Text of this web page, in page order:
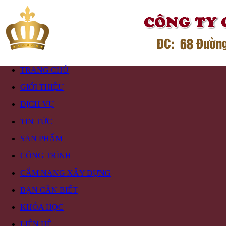
TRANG CHỦ
GIỚI THIỆU
DỊCH VỤ
TIN TỨC
SẢN PHẨM
CÔNG TRÌNH
CẨM NANG XÂY DỰNG
BẠN CẦN BIẾT
KHÓA HỌC
LIÊN HỆ